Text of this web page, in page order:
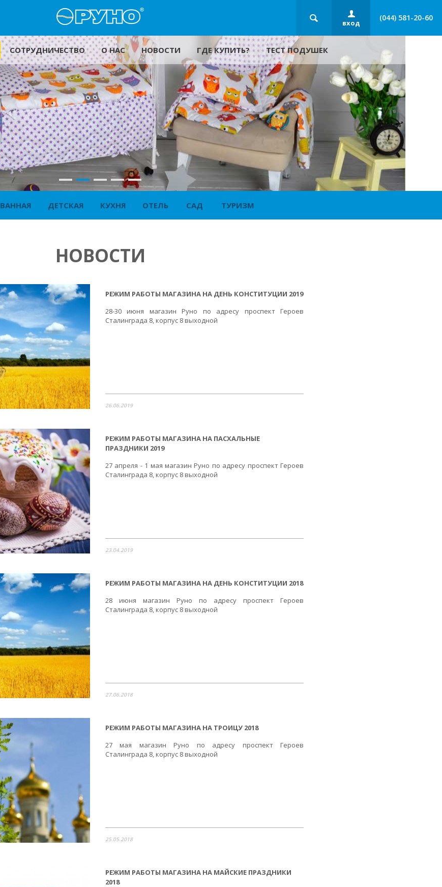
вход
(044) 581-20-60
СОТРУДНИЧЕСТВО О НАС НОВОСТИ ГДЕ КУПИТЬ? ТЕСТ ПОДУШЕК
ВАННАЯ ДЕТСКАЯ КУХНЯ ОТЕЛЬ САД ТУРИЗМ
НОВОСТИ
РЕЖИМ РАБОТЫ МАГАЗИНА НА ДЕНЬ КОНСТИТУЦИИ 2019
28-30 июня магазин Руно по адресу проспект Героев
Сталинграда 8, корпус 8 выходной
26.06.2019
РЕЖИМ РАБОТЫ МАГАЗИНА НА ПАСХАЛЬНЫЕ
ПРАЗДНИКИ 2019
27 апреля - 1 мая магазин Руно по адресу проспект Героев
Сталинграда 8, корпус 8 выходной
23.04.2019
РЕЖИМ РАБОТЫ МАГАЗИНА НА ДЕНЬ КОНСТИТУЦИИ 2018
28 июня магазин Руно по адресу проспект Героев
Сталинграда 8, корпус 8 выходной
27.06.2018
РЕЖИМ РАБОТЫ МАГАЗИНА НА ТРОИЦУ 2018
27 мая магазин Руно по адресу проспект Героев
Сталинграда 8, корпус 8 выходной
25.05.2018
РЕЖИМ РАБОТЫ МАГАЗИНА НА МАЙСКИЕ ПРАЗДНИКИ
2018